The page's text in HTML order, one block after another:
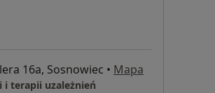
16a, Sosnowiec • Mapa
i terapii uzależnień